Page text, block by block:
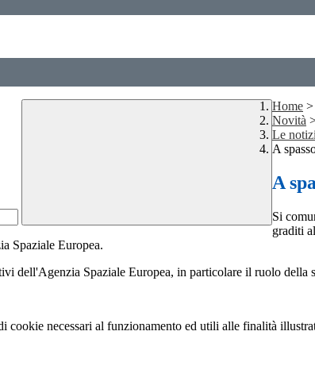
Home >
Novità
Le
A
A
Si
graditi
Spaziale Europea.
dell'Agenzia Spaziale Europea, in particolare il ruolo della
necessari al funzionamento ed utili alle finalità